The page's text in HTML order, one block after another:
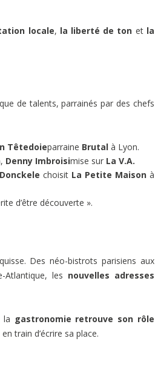
locale, la liberté de ton et la
de talents, parrainés par des chefs
Têtedoieparraine Brutal à Lyon.
, Denny Imbroisimise sur La V.A.
choisit La Petite Maison à
d’être découverte ».
Des néo-bistrots parisiens aux
Atlantique, les nouvelles adresses
la gastronomie retrouve son rôle
train d’écrire sa place.